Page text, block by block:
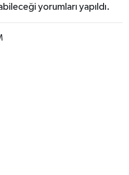
yorumları yapıldı.